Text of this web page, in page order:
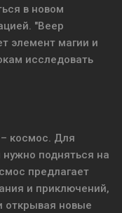
в новом
"Веер
элемент магии и
исследовать
космос. Для
подняться на
предлагает
и приключений,
открывая новые